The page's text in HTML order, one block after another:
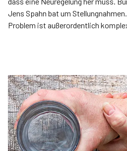
Jens Spahn bat um
Problem ist außerordentlich